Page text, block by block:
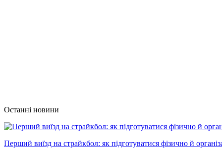
Останні новини
Перший виїзд на страйкбол: як підготуватися фізично й